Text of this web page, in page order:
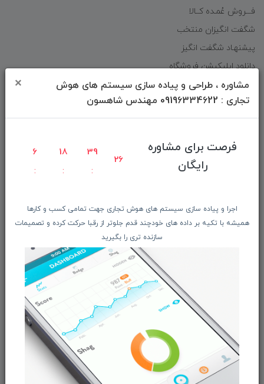
مشاوره ، طراحی و پیاده سازی سیستم های هوش
تجاری : 09196334622 مهندس شاهسون
×
فرصت برای مشاوره
رایگان
6 18 39
25
اجرا و پیاده سازی سیستم های هوش تجاری جهت تمامی کسب و کارها
همیشه با تکیه بر داده های خودچند قدم جلوتر از رقبا حرکت کرده و تصمیمات
سازنده تری را بگیرید
فـــروش عُمـده کــالا
شگفت انگیزان منتخب
پیشنهـاد شگفت انگیز
دانلود اپلیکیشن فروشگاه
دسترسی سریع
راهنمای ثبت سفارش
معرفـــی همکــاران
درباره ما بیشتر بدانید
از تخفیف‌ها و جدیدترین‌های فروشگاه ما باخبر شوید:
ثبت‌نام
ما را در شبکه‌های اجتماعی دنبال کنید: